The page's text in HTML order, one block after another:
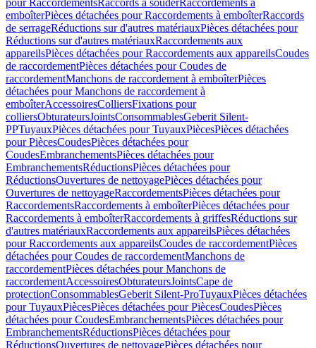
pour RaccordementsRaccords à souderRaccordements à
emboîterPièces détachées pour Raccordements à emboîterRaccords
de serrageRéductions sur d'autres matériauxPièces détachées pour
Réductions sur d'autres matériauxRaccordements aux
appareilsPièces détachées pour Raccordements aux appareilsCoudes
de raccordementPièces détachées pour Coudes de
raccordementManchons de raccordement à emboîterPièces
détachées pour Manchons de raccordement à
emboîterAccessoiresColliersFixations pour
colliersObturateursJointsConsommablesGeberit Silent-
PPTuyauxPièces détachées pour TuyauxPiècesPièces détachées
pour PiècesCoudesPièces détachées pour
CoudesEmbranchementsPièces détachées pour
EmbranchementsRéductionsPièces détachées pour
RéductionsOuvertures de nettoyagePièces détachées pour
Ouvertures de nettoyageRaccordementsPièces détachées pour
RaccordementsRaccordements à emboîterPièces détachées pour
Raccordements à emboîterRaccordements à griffesRéductions sur
d'autres matériauxRaccordements aux appareilsPièces détachées
pour Raccordements aux appareilsCoudes de raccordementPièces
détachées pour Coudes de raccordementManchons de
raccordementPièces détachées pour Manchons de
raccordementAccessoiresObturateursJointsCape de
protectionConsommablesGeberit Silent-ProTuyauxPièces détachées
pour TuyauxPiècesPièces détachées pour PiècesCoudesPièces
détachées pour CoudesEmbranchementsPièces détachées pour
EmbranchementsRéductionsPièces détachées pour
RéductionsOuvertures de nettoyagePièces détachées pour